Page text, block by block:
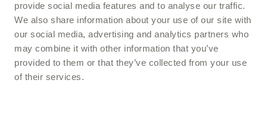
provide social media features and to analyse our traffic.
We also share information about your use of our site with
our social media, advertising and analytics partners who
may combine it with other information that you’ve
provided to them or that they’ve collected from your use
of their services.